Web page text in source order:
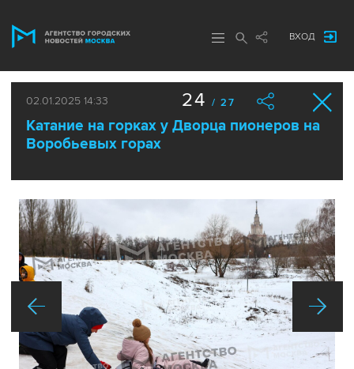
ВХОД
02.01.2025 14:33
Катание на горках у Дворца пионеров на
Воробьевых горах
24 / 27